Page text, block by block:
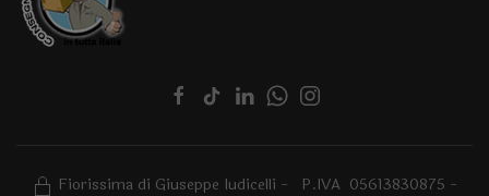
Fiorissima di Giuseppe Iudicelli - P.IVA 05613830875 -